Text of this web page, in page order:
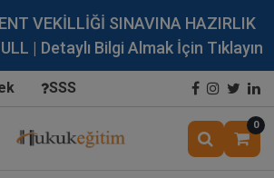
VEKİLLİĞİ SINAVINA HAZIRLIK
| Detaylı Bilgi Almak İçin Tıklayın
SSS
0